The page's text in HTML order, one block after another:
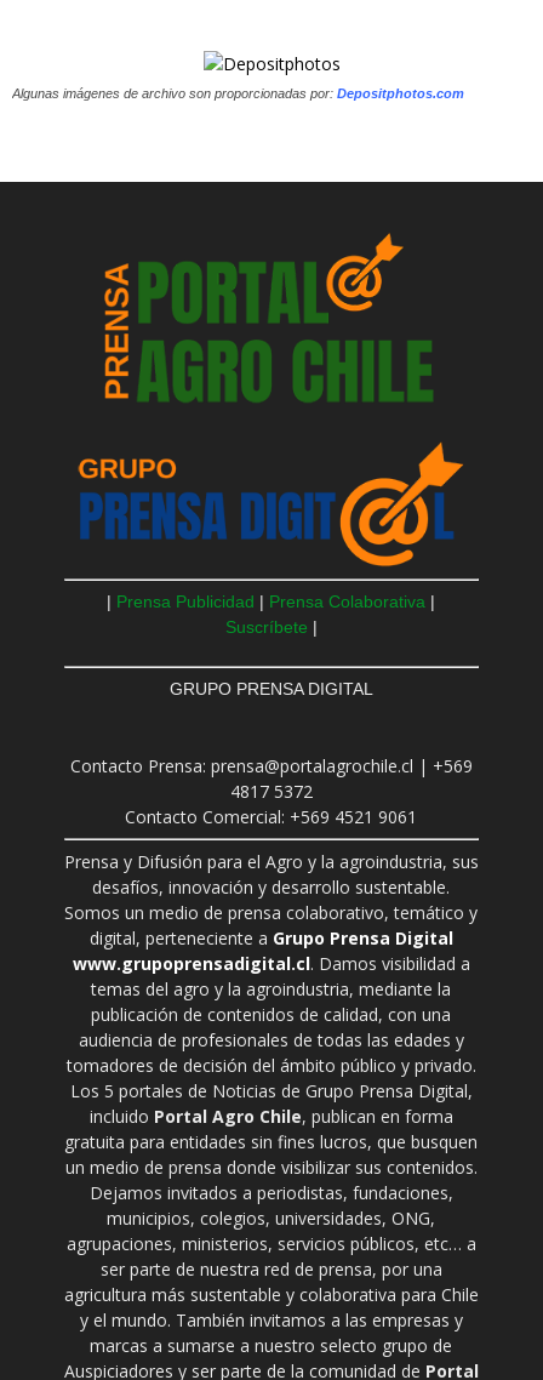
Algunas imágenes de archivo son proporcionadas por: Depositphotos.com
| Prensa Publicidad | Prensa Colaborativa |
Suscríbete |
GRUPO PRENSA DIGITAL
Contacto Prensa: prensa@portalagrochile.cl | +569
4817 5372
Contacto Comercial: +569 4521 9061
Prensa y Difusión para el Agro y la agroindustria, sus
desafíos, innovación y desarrollo sustentable.
Somos un medio de prensa colaborativo, temático y
digital, perteneciente a Grupo Prensa Digital
www.grupoprensadigital.cl. Damos visibilidad a
temas del agro y la agroindustria, mediante la
publicación de contenidos de calidad, con una
audiencia de profesionales de todas las edades y
tomadores de decisión del ámbito público y privado.
Los 5 portales de Noticias de Grupo Prensa Digital,
incluido Portal Agro Chile, publican en forma
gratuita para entidades sin fines lucros, que busquen
un medio de prensa donde visibilizar sus contenidos.
Dejamos invitados a periodistas, fundaciones,
municipios, colegios, universidades, ONG,
agrupaciones, ministerios, servicios públicos, etc… a
ser parte de nuestra red de prensa, por una
agricultura más sustentable y colaborativa para Chile
y el mundo. También invitamos a las empresas y
marcas a sumarse a nuestro selecto grupo de
Auspiciadores y ser parte de la comunidad de Portal